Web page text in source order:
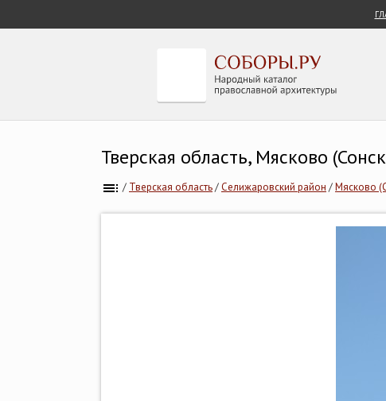
Тверская область, Мясково
/ Тверская область/Селижаровский район /Мясково